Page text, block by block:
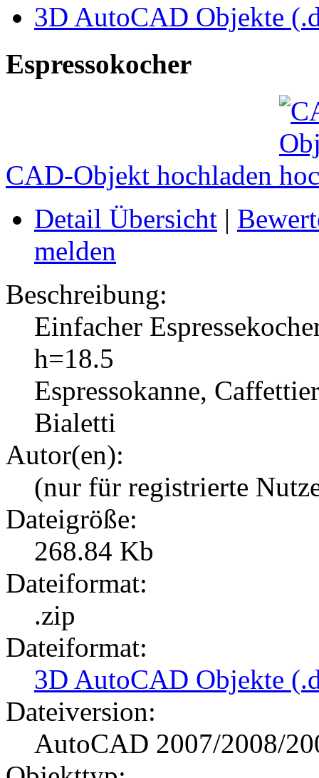
3D AutoCAD Objekte
Espressokocher
CAD-Objekt hochladen
Detail Übersicht |
melden
Beschreibung:
Einfacher
h=18.5
Espressokanne,
Bialetti
Autor(en):
(nur für registrierte
Dateigröße:
268.84 Kb
Dateiformat:
.zip
Dateiformat:
3D AutoCAD Objekte
Dateiversion:
AutoCAD 2007/2008/